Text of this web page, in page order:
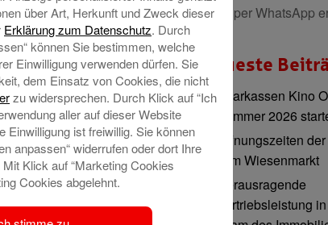
ihren professionellen
zum 5. Mal, seit der
Award“ der
bestätigt unsere
Kunden erbringen“,
auf dem
der Vermittlung der
rund um den
erfordert gerade
Beratung“, betont
Auch per WhatsApp
Neueste
Sparkassen Kino
Sommer 2026
Öffnungszeiten
zum Wiesenmarkt
Herausragende
Vertriebsleistung
über Art, Herkunft und Zweck dieser
Erklärung zum Datenschutz. Durch
können Sie bestimmen, welche
Einwilligung verwenden dürfen. Sie
dem Einsatz von Cookies, die nicht
zu widersprechen. Durch Klick auf “Ich
aller auf dieser Website
Einwilligung ist freiwillig. Sie können
anpassen“ widerrufen oder dort Ihre
Klick auf “Marketing Cookies
Cookies abgelehnt.